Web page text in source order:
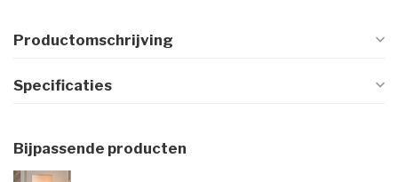
Productomschrijving
Specificaties
Bijpassende producten